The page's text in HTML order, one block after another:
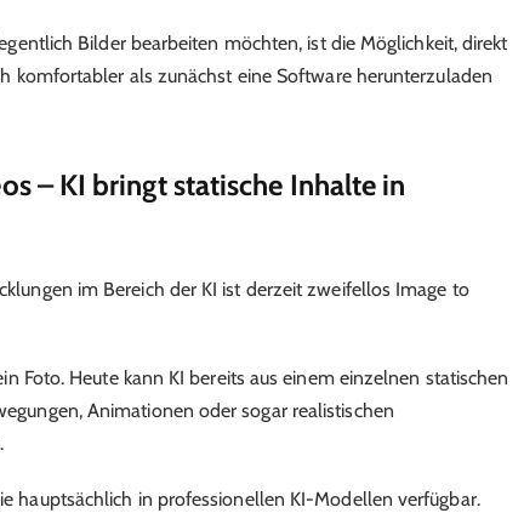
Bilder bearbeiten möchten, ist die Möglichkeit, direkt
komfortabler als zunächst eine Software herunterzuladen
– KI bringt statische Inhalte in
im Bereich der KI ist derzeit zweifellos Image to
Foto. Heute kann KI bereits aus einem einzelnen statischen
Animationen oder sogar realistischen
hauptsächlich in professionellen KI-Modellen verfügbar.